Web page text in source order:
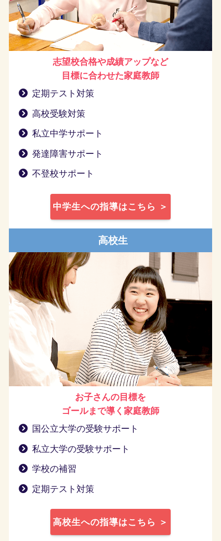
志望校合格や成績アップなど
目標に合わせた家庭教師
定期テスト対策
高校受験対策
私立中学サポート
発達障害サポート
不登校サポート
中学生への指導はこちら ＞
高校生
お子さんの目標を
ゴールまで導く 家庭教師
国公立大学の受験サポート
私立大学の受験サポート
学校の補習
定期テスト対策
高校生への指導はこちら ＞